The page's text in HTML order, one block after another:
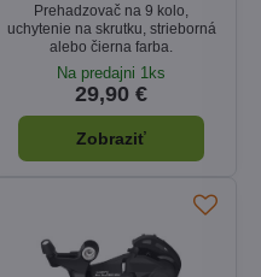
Prehadzovač na 9 kolo,
uchytenie na skrutku, strieborná
alebo čierna farba.
Na predajni 1ks
29,90 €
Zobraziť